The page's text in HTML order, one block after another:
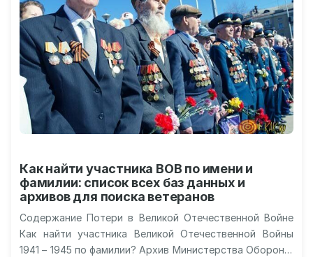
Как найти участника ВОВ по имени и
фамилии: список всех баз данных и
архивов для поиска ветеранов
Содержание Потери в Великой Отечественной Войне
Как найти участника Великой Отечественной Войны
1941 – 1945 по фамилии? Архив Министерства Обороны: